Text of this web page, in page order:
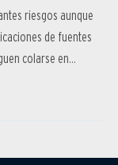
riesgos aunque
de fuentes
colarse en...